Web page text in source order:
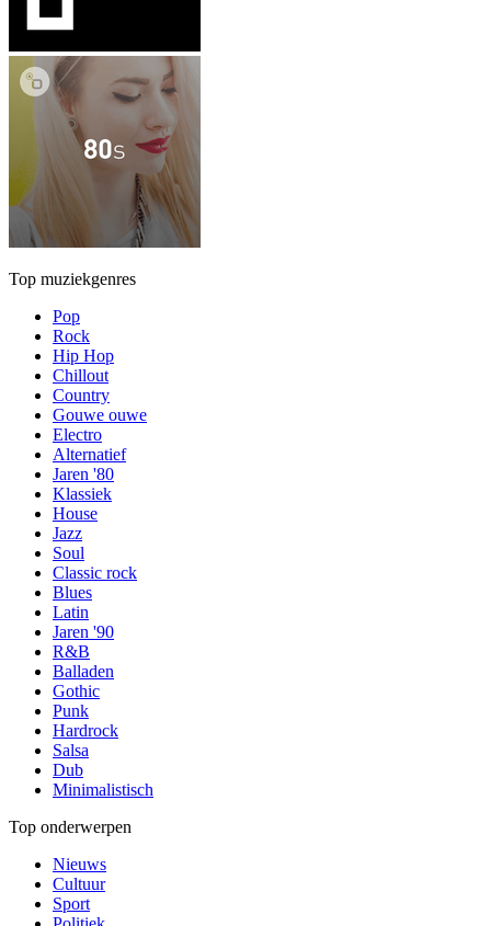
Top muziekgenres
Pop
Rock
Hip Hop
Chillout
Country
Gouwe ouwe
Electro
Alternatief
Jaren '80
Klassiek
House
Jazz
Soul
Classic rock
Blues
Latin
Jaren '90
R&B
Balladen
Gothic
Punk
Hardrock
Salsa
Dub
Minimalistisch
Top onderwerpen
Nieuws
Cultuur
Sport